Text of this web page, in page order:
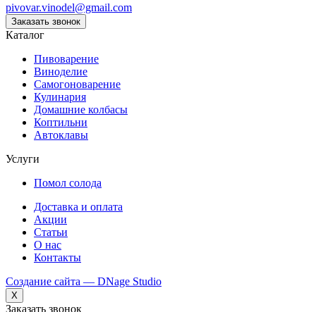
pivovar.vinodel@gmail.com
Заказать звонок
Каталог
Пивоварение
Виноделие
Самогоноварение
Кулинария
Домашние колбасы
Коптильни
Автоклавы
Услуги
Помол солода
Доставка и оплата
Акции
Статьи
О нас
Контакты
Создание сайта — DNage Studio
X
Заказать звонок